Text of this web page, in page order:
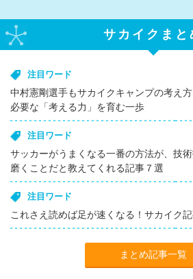
サカイクまと
注目ワード
中村憲剛選手もサカイクキャンプの考え
必要な「考える力」を育む一歩
注目ワード
サッカーがうまくなる一番の方法が、技
磨くことだと教えてくれる記事７選
注目ワード
これさえ読めば足が速くなる！サカイク
まとめ記事一覧